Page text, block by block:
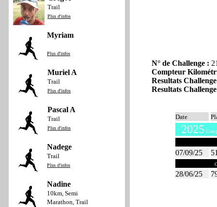
Trail
Plus d'infos
Myriam
Plus d'infos
Muriel A
Trail
Plus d'infos
Pascal A
Trail
Plus d'infos
Nadege
Trail
Plus d'infos
Nadine
10km, Semi
Marathon, Trail
N° de Challenge :
Compteur
Resultats
Resultats
Date
2025
07/09/25
28/06/25